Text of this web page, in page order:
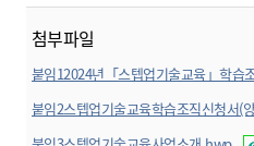
첨부파일
붙임12024년「스텝업기술교육」학습
붙임2스텝업기술교육학습조직신청서(